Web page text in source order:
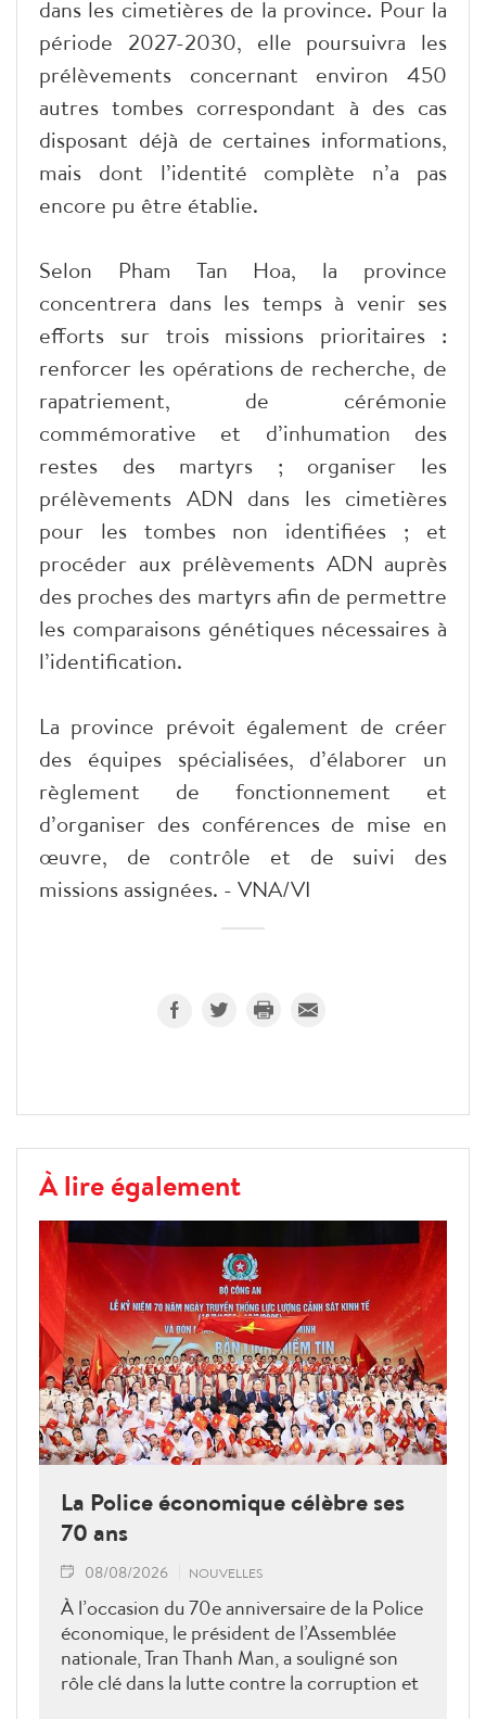
dans les cimetières de la province. Pour la
période 2027-2030, elle poursuivra les
prélèvements concernant environ 450
autres tombes correspondant à des cas
disposant déjà de certaines informations,
mais dont l’identité complète n’a pas
encore pu être établie.
Selon Pham Tan Hoa, la province
concentrera dans les temps à venir ses
efforts sur trois missions prioritaires :
renforcer les opérations de recherche, de
rapatriement, de cérémonie
commémorative et d’inhumation des
restes des martyrs ; organiser les
prélèvements ADN dans les cimetières
pour les tombes non identifiées ; et
procéder aux prélèvements ADN auprès
des proches des martyrs afin de permettre
les comparaisons génétiques nécessaires à
l’identification.
La province prévoit également de créer
des équipes spécialisées, d’élaborer un
règlement de fonctionnement et
d’organiser des conférences de mise en
œuvre, de contrôle et de suivi des
missions assignées. - VNA/VI
À lire également
La Police économique célèbre ses
70 ans
08/08/2026 NOUVELLES
À l’occasion du 70e anniversaire de la Police
économique, le président de l’Assemblée
nationale, Tran Thanh Man, a souligné son
rôle clé dans la lutte contre la corruption et